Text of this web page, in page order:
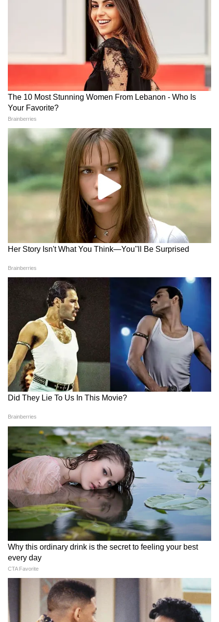
LATEST VIDEOS
Atiq Ahmed के बेटे की मौत पर घर पहुंचे
Akhilesh Yadav के विधायक, जमकर हो रही
समुद्र की तरह क्यों हिल रहा था मोरबी के कुएं का